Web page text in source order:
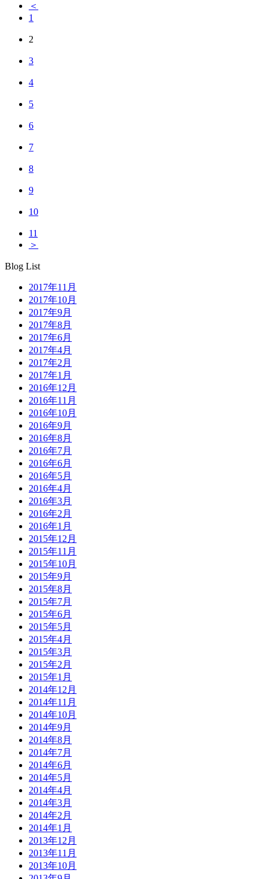
＜
1
2
3
4
5
6
7
8
9
10
11
＞
Blog List
2017年11月
2017年10月
2017年9月
2017年8月
2017年6月
2017年4月
2017年2月
2017年1月
2016年12月
2016年11月
2016年10月
2016年9月
2016年8月
2016年7月
2016年6月
2016年5月
2016年4月
2016年3月
2016年2月
2016年1月
2015年12月
2015年11月
2015年10月
2015年9月
2015年8月
2015年7月
2015年6月
2015年5月
2015年4月
2015年3月
2015年2月
2015年1月
2014年12月
2014年11月
2014年10月
2014年9月
2014年8月
2014年7月
2014年6月
2014年5月
2014年4月
2014年3月
2014年2月
2014年1月
2013年12月
2013年11月
2013年10月